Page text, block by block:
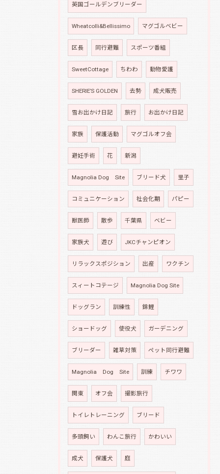
英国ゴールデンブリーダー
Wheatcolli&Bellissimo マグゴルベビー
区長 同行避難 スポーツ番組
SweetCottage ちわわ 動物愛護
SHERIE’S GOLDEN 去勢 成犬販売
雪お出かけ日記 旅行 お出かけ日記
家族 保護活動 マグゴルオフ会
避妊手術 花 新潟
Magnolia Dog Site ブリード犬 里子
コミュニケーション 社会化期 パピー
獣医師 散歩 千葉県 ベビー
家族犬 遊び JKCチャンピオン
リラックスポジション 出産 ワクチン
スィートコテージ Magnolia Dog Site
ドッグラン 訓練性 錦鯉
ショードッグ 使役犬 ガーデニング
ブリーダー 雑草対策 ペット同行避難
Magnolia Dog Site 訓練 チワワ
関東 オフ会 撮影旅行
トイレトレーニング ブリード
多頭飼い わんこ旅行 かわいい
成犬 保護犬 庭